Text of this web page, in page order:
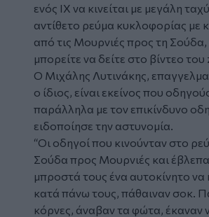
ενός ΙΧ να κινείται με μεγάλη
αντίθετο ρεύμα κυκλοφορίας με
από τις Μουρνιές προς τη
μπορείτε να δείτε στο βίντεο
Ο Μιχάλης Λυτινάκης,
ο ίδιος, είναι εκείνος που
παράλληλα με τον επικίνδυνο
ειδοποίησε την αστυνομία.
“Οι οδηγοί που κινούνταν στο
Σούδα προς Μουρνιές και
μπροστά τους ένα αυτοκίνητο να
κατά πάνω τους, πάθαιναν σοκ.
κόρνες, άναβαν τα φώτα, έκαναν